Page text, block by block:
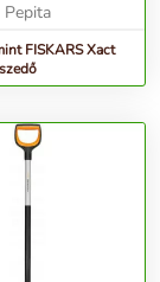
Pepita
FISKARS Xact